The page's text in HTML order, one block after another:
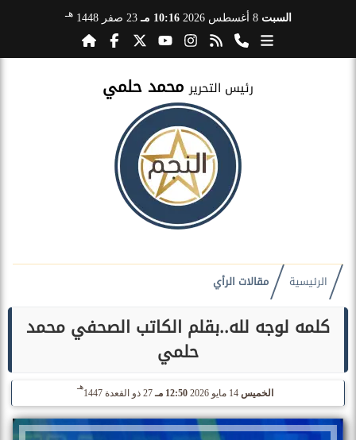
السبت 8 أغسطس 2026 10:16 مـ 23 صفر 1448 هـ
رئيس التحرير محمد حلمي
الرئيسية مقالات الرأي
كلمه لوجه لله..بقلم الكاتب الصحفي محمد
حلمي
الخميس 14 مايو 2026 12:50 مـ 27 ذو القعدة 1447
هـ